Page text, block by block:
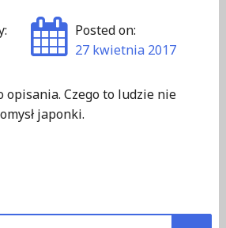
Posted on:
27 kwietnia 2017
opisania. Czego to ludzie nie
japonki.